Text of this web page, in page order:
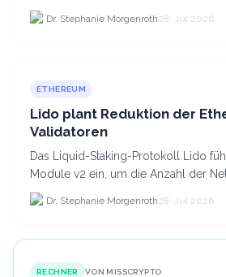
Erstellung gefälschter ZEC-Token
Dr. Stephanie Morgenroth28. Jul 2026
ETHEREUM
Lido plant Reduktion der
Validatoren
Das Liquid-Staking-Protokoll Lido
Module v2 ein, um die Anzahl der
von 880.000 auf etwa 628.
Dr. Stephanie Morgenroth28. Jul 2026
RECHNER VON MISSCRYPTO